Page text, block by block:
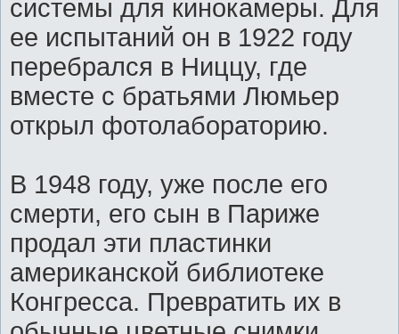
системы для кинокамеры. Для
ее испытаний он в 1922 году
перебрался в Ниццу, где
вместе с братьями Люмьер
открыл фотолабораторию.
В 1948 году, уже после его
смерти, его сын в Париже
продал эти пластинки
американской библиотеке
Конгресса. Превратить их в